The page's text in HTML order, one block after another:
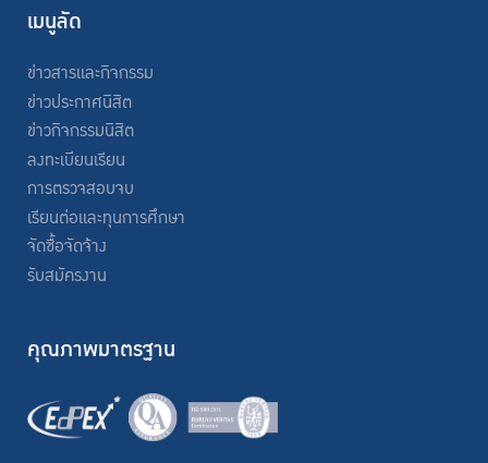
เมนูลัด
ข่าวสารและกิจกรรม
ข่าวประกาศนิสิต
ข่าวกิจกรรมนิสิต
ลงทะเบียนเรียน
การตรวจสอบจบ
เรียนต่อและทุนการศึกษา
จัดซื้อจัดจ้าง
รับสมัครงาน
คุณภาพมาตรฐาน